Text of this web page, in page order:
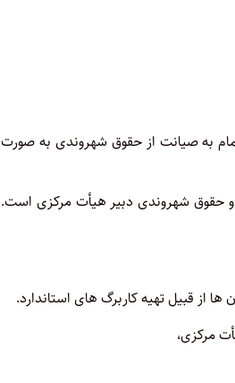
به صیانت از حقوق شهروندی به صورت
و حقوق شهروندی دبیر هیأت مرکزی است.
از قبیل تهیه کاربرگ های استاندارد.
مرکزی،